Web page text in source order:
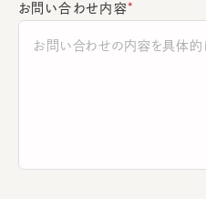
お問い合わせ内容